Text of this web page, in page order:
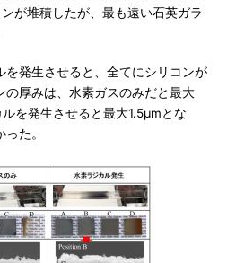
が堆積したが、最も遠い石英ガラ
発生させると、全てにシリコンが
の厚みは、水素ガスのみだと最大
を発生させると最大1.5μmとな
た。